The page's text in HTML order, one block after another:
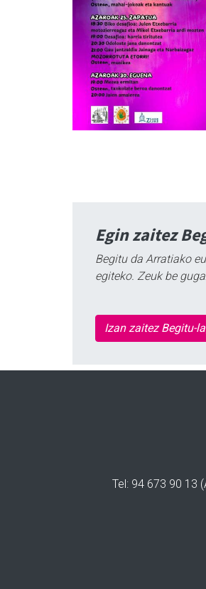
Egin zaitez
Begitu da Arratiako
egiteko. Zeuk be
Izan zaitez Begitu-
Tel: 94 673 90 13